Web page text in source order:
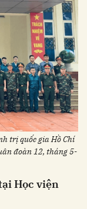
trị quốc gia Hồ Chí
đoàn 12, tháng 5-
Học viện